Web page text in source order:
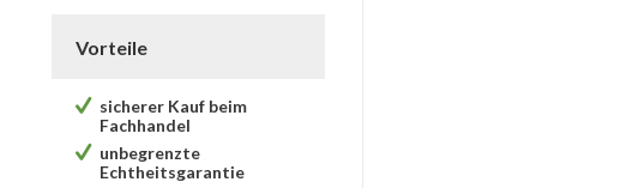
Vorteile
sicherer Kauf beim
Fachhandel
unbegrenzte
Echtheitsgarantie